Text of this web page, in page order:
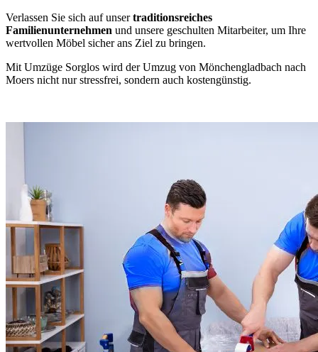
Verlassen Sie sich auf unsertraditionsreiches
Familienunternehmen und unsere geschulten Mitarbeiter, um Ihre
wertvollen Möbel sicher ans Ziel zu bringen.
Mit Umzüge Sorglos wird der Umzug von Mönchengladbach nach
Moers nicht nur stressfrei, sondern auch kostengünstig.